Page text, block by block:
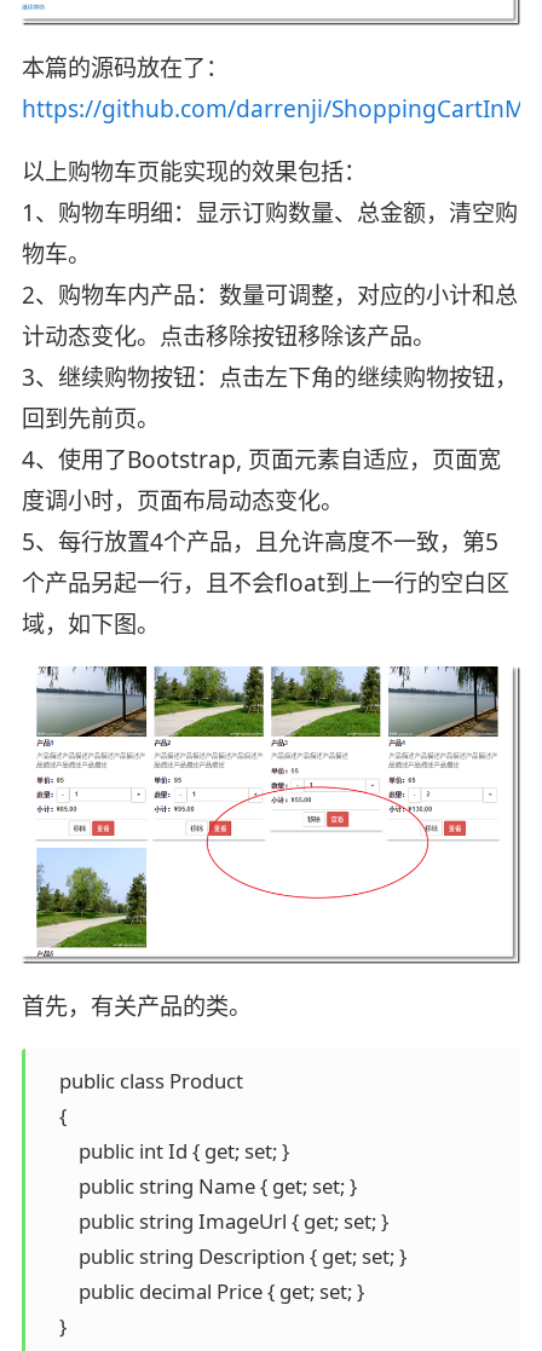
本篇的源码放在了：
https://github.com/darrenji/
以上购物车页能实现的效果包括：
1、购物车明细：显示订购数量、总金额，清空购
物车。
2、购物车内产品：数量可调整，对应的小计和总
计动态变化。点击移除按钮移除该产品。
3、继续购物按钮：点击左下角的继续购物按钮，
回到先前页。
4、使用了Bootstrap, 页面元素自适应，页面宽
度调小时，页面布局动态变化。
5、每行放置4个产品，且允许高度不一致，第5
个产品另起一行，且不会float到上一行的空白区
域，如下图。
首先，有关产品的类。
    public class Product
    {
        public int Id { get; set; }
        public string Name { get; set; }
        public string ImageUrl { get; set; }
        public string Description { get; set; }
        public decimal Price { get; set; }
    }